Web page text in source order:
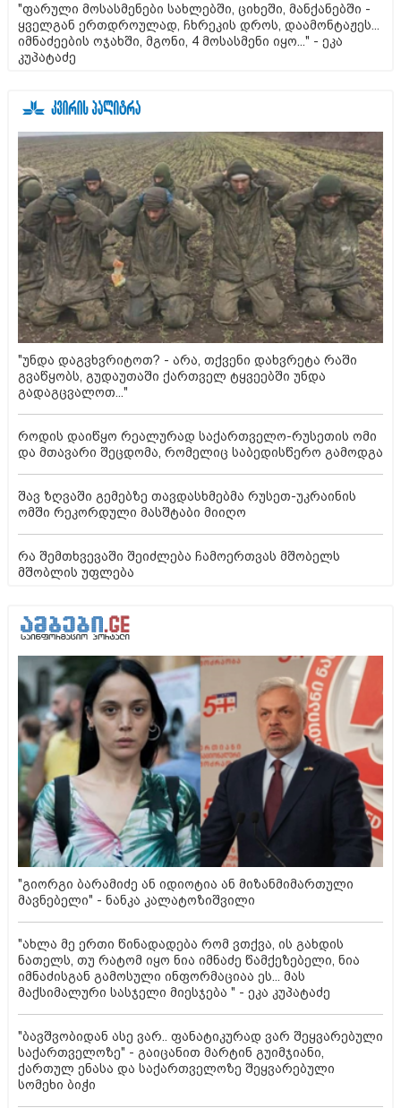
"ფარული მოსასმენები სახლებში, ციხეში, მანქანებში -
ყველგან ერთდროულად, ჩხრეკის დროს, დაამონტაჟეს...
იმნაძეების ოჯახში, მგონი, 4 მოსასმენი იყო..." - ეკა
კუპატაძე
"უნდა დაგვხვრიტოთ? - არა, თქვენი დახვრეტა რაში
გვაწყობს, გუდაუთაში ქართველ ტყვეებში უნდა
გადაგცვალოთ..."
როდის დაიწყო რეალურად საქართველო-რუსეთის ომი
და მთავარი შეცდომა, რომელიც საბედისწერო გამოდგა
შავ ზღვაში გემებზე თავდასხმებმა რუსეთ-უკრაინის
ომში რეკორდული მასშტაბი მიიღო
რა შემთხვევაში შეიძლება ჩამოერთვას მშობელს
მშობლის უფლება
"გიორგი ბარამიძე ან იდიოტია ან მიზანმიმართული
მავნებელი" - ნანკა კალატოზიშვილი
"ახლა მე ერთი წინადადება რომ ვთქვა, ის გახდის
ნათელს, თუ რატომ იყო ნია იმნაძე წამქეზებელი, ნია
იმნაძისგან გამოსული ინფორმაციაა ეს... მას
მაქსიმალური სასჯელი მიესჯება " - ეკა კუპატაძე
"ბავშვობიდან ასე ვარ.. ფანატიკურად ვარ შეყვარებული
საქართველოზე" - გაიცანით მარტინ გუიმჯიანი,
ქართულ ენასა და საქართველოზე შეყვარებული
სომეხი ბიჭი